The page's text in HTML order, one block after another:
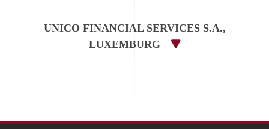
UNICO FINANCIAL SERVICES S.A.,
LUXEMBURG